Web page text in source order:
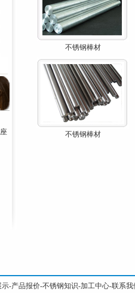
不锈钢棒材
不锈钢棒材
示-产品报价-不锈钢知识-加工中心-联系我